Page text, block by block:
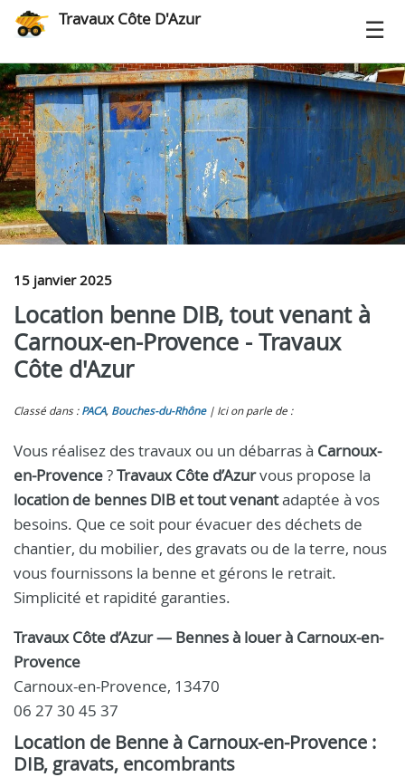
Travaux Côte D'Azur
15 janvier 2025
Location benne DIB, tout venant à
Carnoux-en-Provence - Travaux
Côte d'Azur
Classé dans : PACA, Bouches-du-Rhône Ici on parle de :
Vous réalisez des travaux ou un débarras à Carnoux-
en-Provence?Travaux Côte d’Azurvous propose la
location de bennes DIB et tout venantadaptée à vos
besoins. Que ce soit pour évacuer des déchets de
chantier, du mobilier, des gravats ou de la terre, nous
vous fournissons la benne et gérons le retrait.
Simplicité et rapidité garanties.
Travaux Côte d’Azur — Bennes à louer à Carnoux-en-
Provence
Carnoux-en-Provence, 13470
06 27 30 45 37
Location de Benne à Carnoux-en-Provence :
DIB, gravats, encombrants